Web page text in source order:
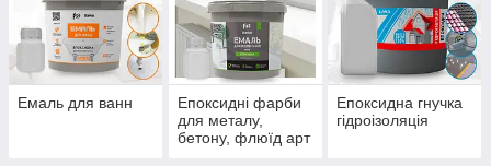
Емаль для ванн
Епоксидні фарби
для металу,
бетону, флюїд арт
Епоксидна гнучка
гідроізоляція